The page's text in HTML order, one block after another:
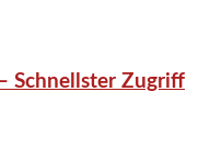
Schnellster Zugriff